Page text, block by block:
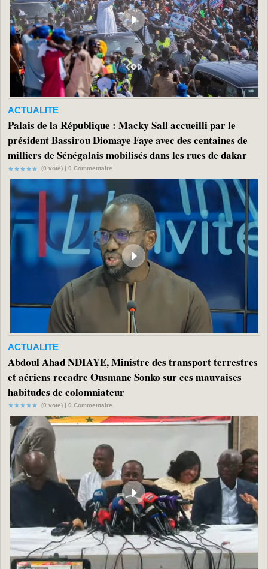
ACTUALITE
Palais de la République : Macky Sall accueilli par le
président Bassirou Diomaye Faye avec des centaines de
milliers de Sénégalais mobilisés dans les rues de dakar
(0 vote) | 0 Commentaire
ACTUALITE
Abdoul Ahad NDIAYE, Ministre des transport terrestres
et aériens recadre Ousmane Sonko sur ces mauvaises
habitudes de colomniateur
(0 vote) | 0 Commentaire